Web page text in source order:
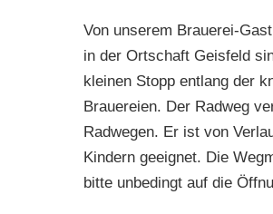
Von unserem Brauerei-
in der Ortschaft Geisfeld
kleinen Stopp entlang der
Brauereien. Der Radweg
Radwegen. Er ist von
Kindern geeignet. Die
bitte unbedingt auf die